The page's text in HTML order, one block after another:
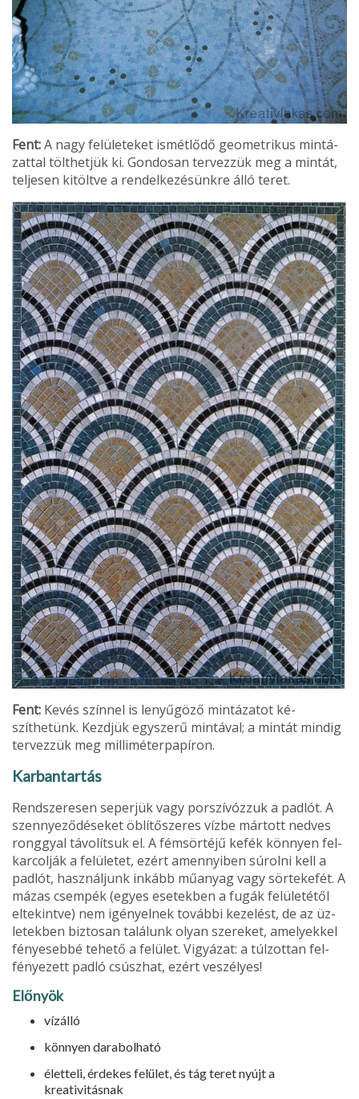
Fent:A nagy felületeket is­métlődő geometrikus mintá­
zattal tölthetjük ki. Gondosan tervezzük meg a mintát,
tel­jesen kitöltve a rendelkezé­sünkre álló teret.
Fent: Kevés színnel is lenyűgöző mintázatot ké­
szíthetünk. Kezdjük egyszerű mintával; a mintát mindig
ter­vezzük meg milliméterpapíron.
Karbantartás
Rendszeresen seperjük vagy porszívózzuk a padlót. A
szennyeződéseket öblítőszeres vízbe mártott nedves
ronggyal távolítsuk el. A fémsörtéjű kefék könnyen fel­
karcolják a felületet, ezért amennyiben súrolni kell a
padlót, használjunk inkább műanyag vagy sörtekefét. A
mázas csempék (egyes esetekben a fugák felületétől
eltekintve) nem igényelnek további kezelést, de az üz­
letekben biztosan találunk olyan szereket, amelyekkel
fényesebbé tehető a felület. Vigyázat: a túlzottan fel­
fényezett padló csúszhat, ezért veszélyes!
Előnyök
vízálló
könnyen darabolható
életteli, érdekes felület, és tág teret nyújt a
kreativitásnak